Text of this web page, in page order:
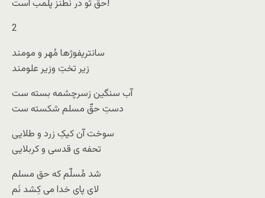
حق تو در نطنز پلمب است!
2
سانتریفوژها مُهر و مومند
زیر تختِ وزیر علومند
آب سنگین زسرچشمه بسته ست
دستِ حقّ مسلم شکسته ست
سوخت آن کیکِ زرد و طلایی
تحفه ی قدسی و کربلایی
شد مُسلّم که حق مسلم
لای پای خدا می کِشد نَم